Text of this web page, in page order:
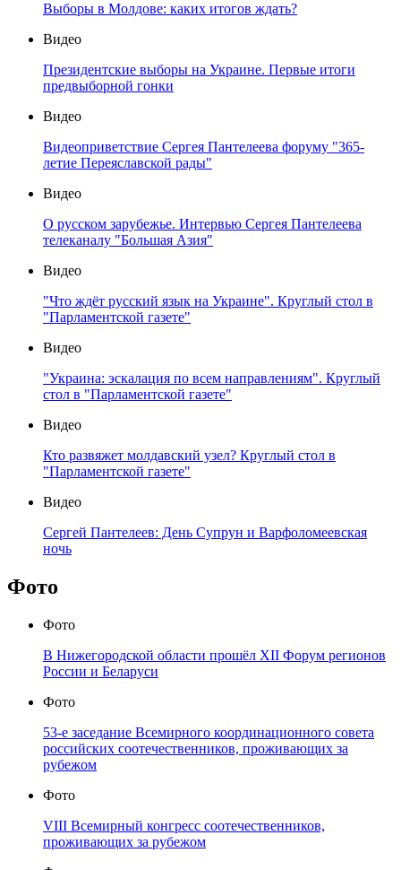
Выборы в Молдове: каких итогов ждать?
Видео
Президентские выборы на Украине. Первые итоги
предвыборной гонки
Видео
Видеоприветствие Сергея Пантелеева форуму "365-
летие Переяславской рады"
Видео
О русском зарубежье. Интервью Сергея Пантелеева
телеканалу "Большая Азия"
Видео
"Что ждёт русский язык на Украине". Круглый стол в
"Парламентской газете"
Видео
"Украина: эскалация по всем направлениям". Круглый
стол в "Парламентской газете"
Видео
Кто развяжет молдавский узел? Круглый стол в
"Парламентской газете"
Видео
Сергей Пантелеев: День Супрун и Варфоломеевская
ночь
Фото
Фото
В Нижегородской области прошёл XII Форум регионов
России и Беларуси
Фото
53-е заседание Всемирного координационного совета
российских соотечественников, проживающих за
рубежом
Фото
VIII Всемирный конгресс соотечественников,
проживающих за рубежом